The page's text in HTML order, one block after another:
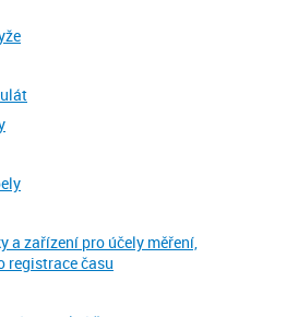
a zařízení pro účely měření,
registrace času